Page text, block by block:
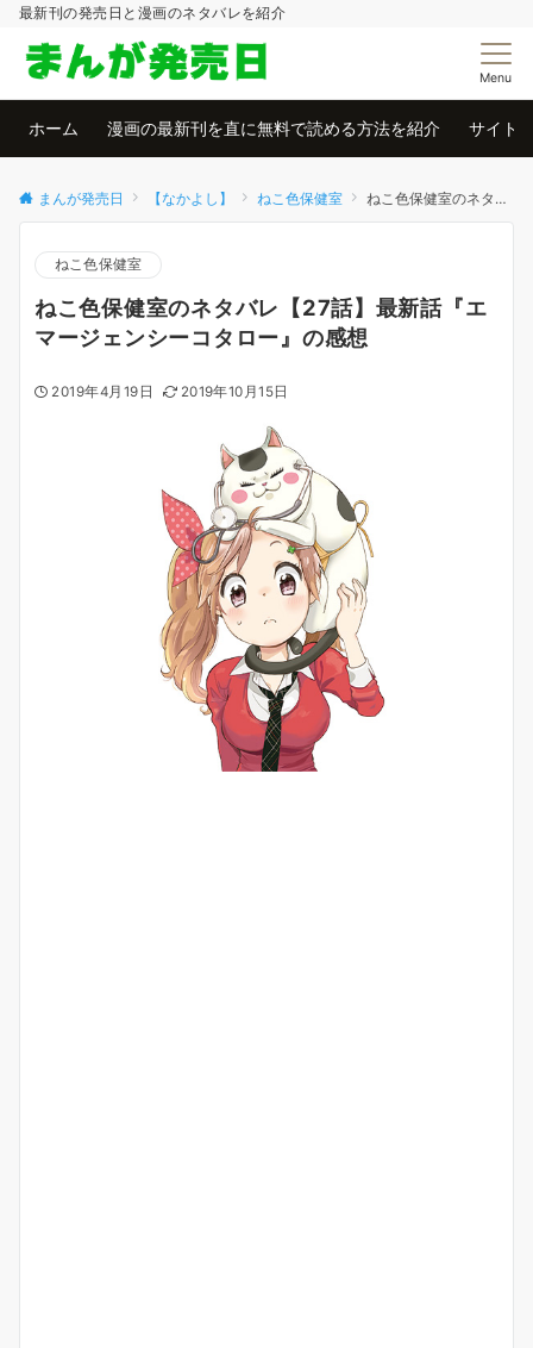
最新刊の発売日と漫画のネタバレを紹介
Menu
ホーム 漫画の最新刊を直に無料で読める方法を紹介 サイト
まんが発売日 【なかよし】 ねこ色保健室 ねこ色保健室のネタバレ【27話】最新話『エマージェンシーコタロー』の感想
ねこ色保健室
ねこ色保健室のネタバレ【27話】最新話『エ
マージェンシーコタロー』の感想
2019年4月19日 2019年10月15日